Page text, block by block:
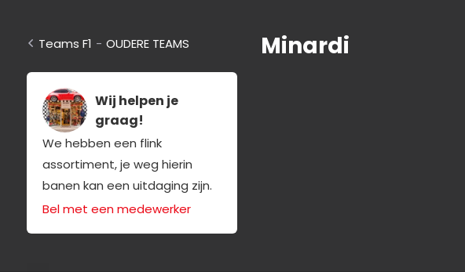
Teams F1 - OUDERE TEAMS
Wij helpen je
graag!
We hebben een flink
assortiment, je weg hierin
banen kan een uitdaging zijn.
Bel met een medewerker
Minardi